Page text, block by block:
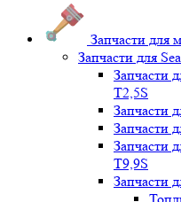
Запчасти для
Запчасти для
Запчасти
Т2,5S
Запчасти
Запчасти
Запчасти
T9,9S
Запчасти